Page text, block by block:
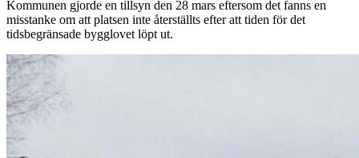
Kommunen gjorde en tillsyn den 28 mars eftersom det fanns en
misstanke om att platsen inte återställts efter att tiden för det
tidsbegränsade bygglovet löpt ut.